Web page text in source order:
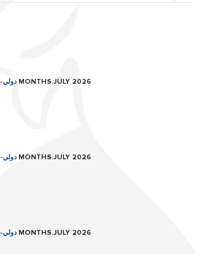
دولي- 19 MONTHS.JULY 2026
دولي- 19 MONTHS.JULY 2026
دولي- 19 MONTHS.JULY 2026